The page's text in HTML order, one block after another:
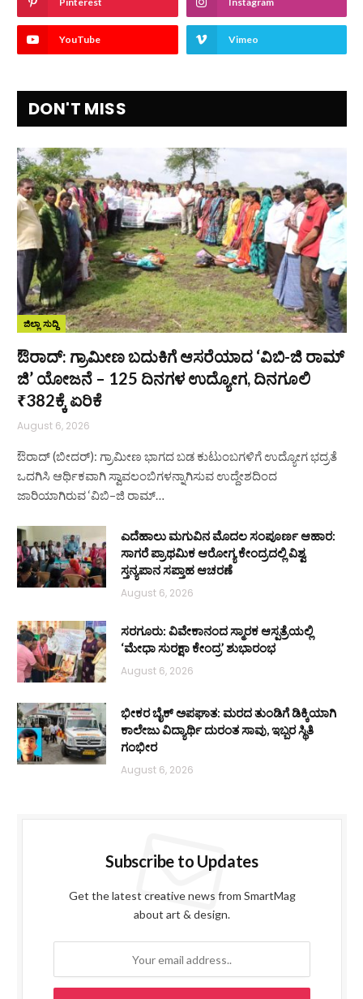
YouTube Vimeo
DON'T MISS
ಜಿಲ್ಲಾ ಸುದ್ದಿ
ಔರಾದ್: ಗ್ರಾಮೀಣ ಬದುಕಿಗೆ ಆಸರೆಯಾದ ‘ವಿಬಿ-ಜಿ ರಾಮ್
ಜಿ’ ಯೋಜನೆ – 125 ದಿನಗಳ ಉದ್ಯೋಗ, ದಿನಗೂಲಿ
₹382ಕ್ಕೆ ಏರಿಕೆ
August 6, 2026
ಔರಾದ್ (ಬೀದರ್): ಗ್ರಾಮೀಣ ಭಾಗದ ಬಡ ಕುಟುಂಬಗಳಿಗೆ ಉದ್ಯೋಗ ಭದ್ರತೆ
ಒದಗಿಸಿ ಆರ್ಥಿಕವಾಗಿ ಸ್ವಾವಲಂಬಿಗಳನ್ನಾಗಿಸುವ ಉದ್ದೇಶದಿಂದ
ಜಾರಿಯಾಗಿರುವ ‘ವಿಬಿ–ಜಿ ರಾಮ್…
ಎದೆಹಾಲು ಮಗುವಿನ ಮೊದಲ ಸಂಪೂರ್ಣ ಆಹಾರ:
ಸಾಗರೆ ಪ್ರಾಥಮಿಕ ಆರೋಗ್ಯ ಕೇಂದ್ರದಲ್ಲಿ ವಿಶ್ವ
ಸ್ತನ್ಯಪಾನ ಸಪ್ತಾಹ ಆಚರಣೆ
August 6, 2026
ಸರಗೂರು: ವಿವೇಕಾನಂದ ಸ್ಮಾರಕ ಆಸ್ಪತ್ರೆಯಲ್ಲಿ
‘ಮೇಧಾ ಸುರಕ್ಷಾ ಕೇಂದ್ರ’ ಶುಭಾರಂಭ
August 6, 2026
ಭೀಕರ ಬೈಕ್ ಅಪಘಾತ: ಮರದ ತುಂಡಿಗೆ ಡಿಕ್ಕಿಯಾಗಿ
ಕಾಲೇಜು ವಿದ್ಯಾರ್ಥಿ ದುರಂತ ಸಾವು, ಇಬ್ಬರ ಸ್ಥಿತಿ
ಗಂಭೀರ
August 6, 2026
Subscribe to Updates
Get the latest creative news from SmartMag
about art & design.